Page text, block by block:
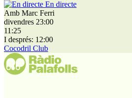
En directe
Amb Marc Ferri
divendres 23:00
11:25
I després: 12:00
Cocodril Club
Tot i això, no tots han arribat
temps, o bé molts veïns han
l’impost o bé el paguen en un
no li correspon el distintiu de
vehicle.
En aquesta setmana de marge